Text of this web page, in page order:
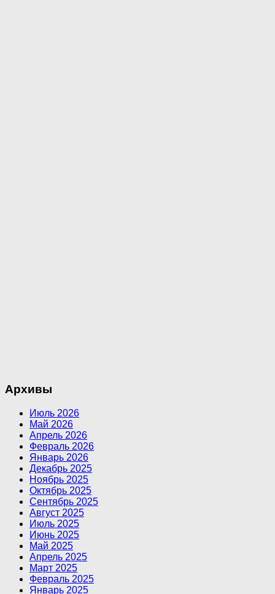
Архивы
Июль 2026
Май 2026
Апрель 2026
Февраль 2026
Январь 2026
Декабрь 2025
Ноябрь 2025
Октябрь 2025
Сентябрь 2025
Август 2025
Июль 2025
Июнь 2025
Май 2025
Апрель 2025
Март 2025
Февраль 2025
Январь 2025